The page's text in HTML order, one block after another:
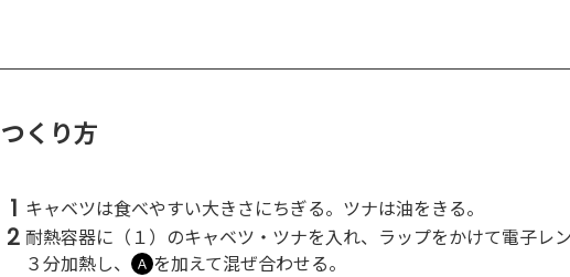
つくり方
1 キャベツは食べやすい大きさにちぎる。ツナは油をきる。
2 耐熱容器に（１）のキャベツ・ツナを入れ、ラップをかけて電子レ
３分加熱し、
Ａ を加えて混ぜ合わせる。